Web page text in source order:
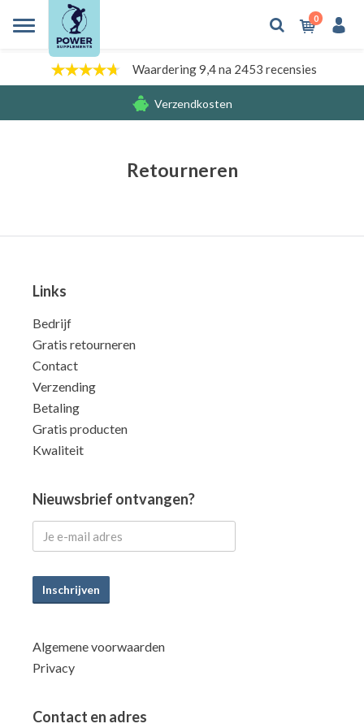
0
Waardering 9,4 na 2453 recensies
Verzendkosten
Retourneren
Links
Bedrijf
Gratis retourneren
Contact
Verzending
Betaling
Gratis producten
Kwaliteit
Nieuwsbrief ontvangen?
Inschrijven
Algemene voorwaarden
Privacy
Contact en adres